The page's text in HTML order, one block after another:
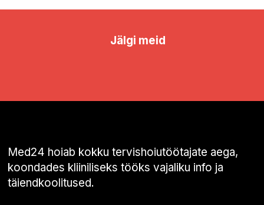
Jälgi meid
Med24 hoiab kokku tervishoiutöötajate aega,
koondades kliiniliseks tööks vajaliku info ja
täiendkoolitused.